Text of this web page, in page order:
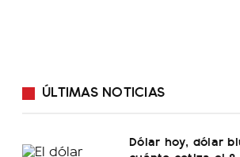
ÚLTIMAS NOTICIAS
Dólar hoy, dólar